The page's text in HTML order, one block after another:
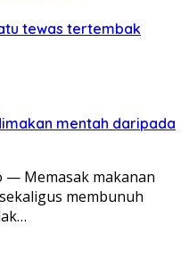
tewas tertembak
mentah daripada
— Memasak makanan
membunuh